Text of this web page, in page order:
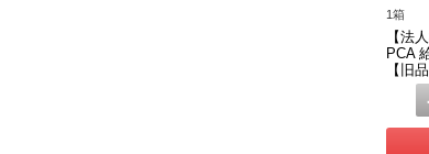
1箱
【法
PCA
【旧